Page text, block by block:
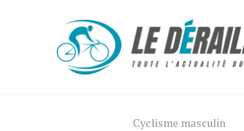
Cyclisme masculin